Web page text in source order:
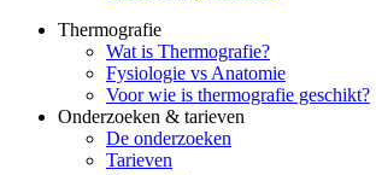
Thermografie
Wat is Thermografie?
Fysiologie vs Anatomie
Voor wie is thermografie geschikt?
Onderzoeken & tarieven
De onderzoeken
Tarieven